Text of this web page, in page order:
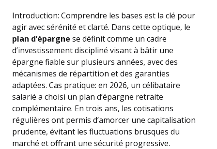
Introduction: Comprendre les bases est la clé pour
agir avec sérénité et clarté. Dans cette optique, le
plan d’épargne se définit comme un cadre
d’investissement discipliné visant à bâtir une
épargne fiable sur plusieurs années, avec des
mécanismes de répartition et des garanties
adaptées. Cas pratique: en 2026, un célibataire
salarié a choisi un plan d’épargne retraite
complémentaire. En trois ans, les cotisations
régulières ont permis d’amorcer une capitalisation
prudente, évitant les fluctuations brusques du
marché et offrant une sécurité progressive.